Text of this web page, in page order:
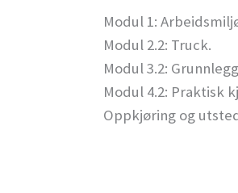
Modul 1:
Modul 2.2: Truck.
Modul 3.2:
Modul 4.2: Praktisk
Oppkjøring og